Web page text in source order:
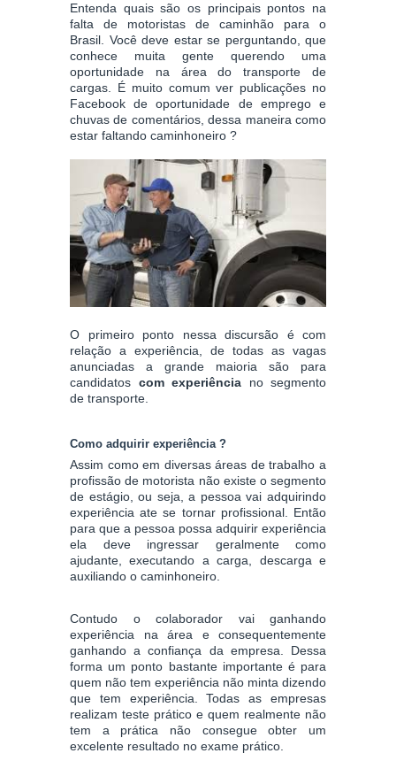
Entenda quais são os principais pontos na
falta de motoristas de caminhão para o
Brasil. Você deve estar se perguntando, que
conhece muita gente querendo uma
oportunidade na área do transporte de
cargas. É muito comum ver publicações no
Facebook de oportunidade de emprego e
chuvas de comentários, dessa maneira como
estar faltando caminhoneiro ?
O primeiro ponto nessa discursão é com
relação a experiência, de todas as vagas
anunciadas a grande maioria são para
candidatos com experiência no segmento
de transporte.
Como adquirir experiência ?
Assim como em diversas áreas de trabalho a
profissão de motorista não existe o segmento
de estágio, ou seja, a pessoa vai adquirindo
experiência ate se tornar profissional. Então
para que a pessoa possa adquirir experiência
ela deve ingressar geralmente como
ajudante, executando a carga, descarga e
auxiliando o caminhoneiro.
Contudo o colaborador vai ganhando
experiência na área e consequentemente
ganhando a confiança da empresa. Dessa
forma um ponto bastante importante é para
quem não tem experiência não minta dizendo
que tem experiência. Todas as empresas
realizam teste prático e quem realmente não
tem a prática não consegue obter um
excelente resultado no exame prático.